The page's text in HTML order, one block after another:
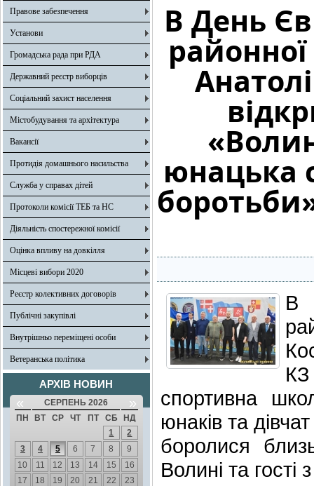
Правове забезпечення
Установи
Громадська рада при РДА
Державний реєстр виборців
Соціальний захист населення
Містобудування та архітектура
Вакансії
Протидія домашнього насильства
Служба у справах дітей
Протоколи комісії ТЕБ та НС
Діяльність спостережної комісії
Оцінка впливу на довкілля
Місцеві вибори 2020
Реєстр колективних договорів
Публічні закупівлі
Внутрішньо переміщені особи
Ветеранська політика
АРХІВ НОВИН
« СЕРПЕНЬ 2026 »
ПН ВТ СР ЧТ ПТ СБ
НД
1
2
3
4 5 6 7 8
9
10
11 12 13 14 15
16
17
18 19 20 21 22
23
В День
районної
юнацька
В
спортивна
юнаків та
боролися
Волині та гості